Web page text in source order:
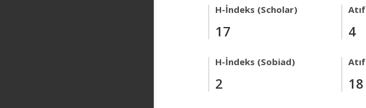
H-İndeks (Scholar)
17 4
H-İndeks (Sobiad)
2 18